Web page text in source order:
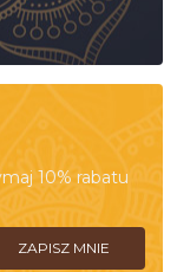
10% rabatu